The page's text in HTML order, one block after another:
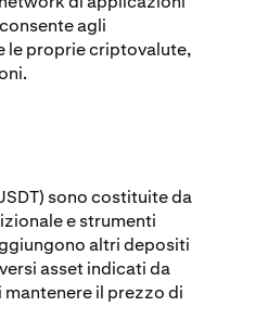
agli
le proprie criptovalute,
sono costituite da
e strumenti
altri depositi
asset indicati da
il prezzo di